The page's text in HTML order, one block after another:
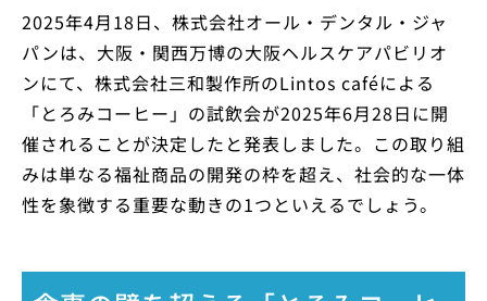
2025年4月18日、株式会社オール・デンタル・ジャ
パンは、大阪・関西万博の大阪ヘルスケアパビリオ
ンにて、株式会社三和製作所のLintos caféによる
「とろみコーヒー」の試飲会が2025年6月28日に開
催されることが決定したと発表しました。この取り組
みは単なる福祉商品の開発の枠を超え、社会的な一体
性を象徴する重要な動きの1つといえるでしょう。